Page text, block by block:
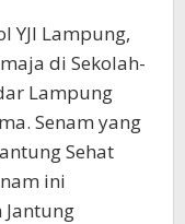
YJI Lampung,
di Sekolah-
Lampung
Senam yang
Sehat
ini
Jantung